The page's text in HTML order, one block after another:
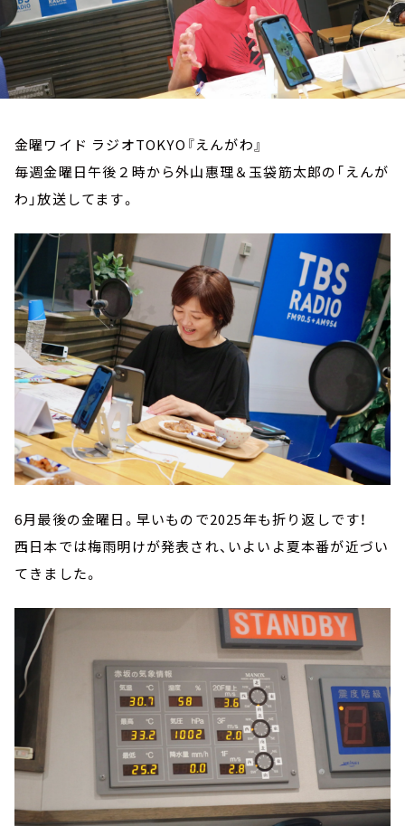
金曜ワイド ラジオTOKYO『えんがわ』
毎週金曜日午後２時から外山惠理＆玉袋筋太郎の「えんが
わ」放送してます。
6月最後の金曜日。早いもので2025年も折り返しです！
西日本では梅雨明けが発表され、いよいよ夏本番が近づい
てきました。